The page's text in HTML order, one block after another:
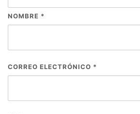
NOMBRE *
CORREO ELECTRÓNICO *